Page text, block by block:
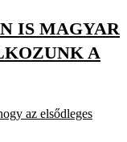
IS MAGYAR
A
az elsődleges